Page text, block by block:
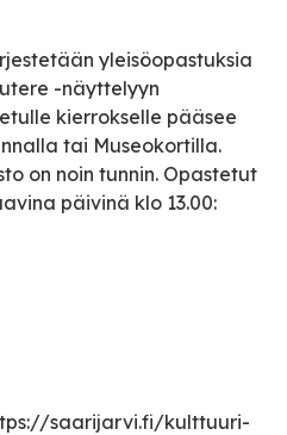
yleisöopastuksia
-näyttelyyn
kierrokselle pääsee
tai Museokortilla.
on noin tunnin. Opastetut
päivinä klo 13.00:
saarijarvi.fi/kulttuuri-